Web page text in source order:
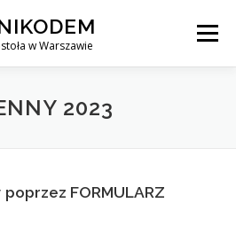
w Warszawie
Menu
KURS ALPHA
2023
poprzez FORMULARZ